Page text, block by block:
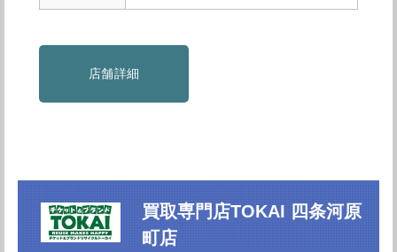
店舗詳細
買取専門店TOKAI 四条河原
町店